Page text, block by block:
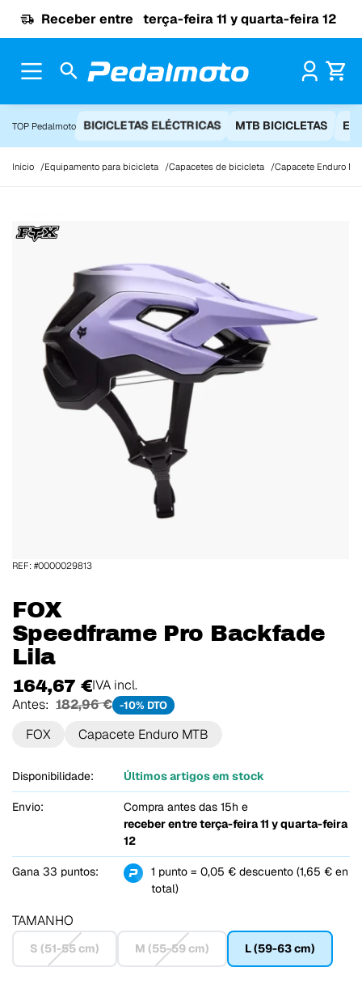
Receber entre terça-feira 11 y quarta-feira 12
TOP Pedalmoto BICICLETAS ELÉCTRICAS MTB BICICLETAS
Início Equipamento para bicicleta Capacetes de bicicleta Capacete Enduro
FOX
Speedframe Pro Backfade
Lila
164,67 €IVA incl.
Antes: 182,96 € -10% DTO
FOX Capacete Enduro MTB
Disponibilidade: Últimos artigos em stock
Envio:
Compra antes das 15h e
receber entreterça-feira 11 y quarta-feira
12
Gana 33 puntos:
1 punto = 0,05 € descuento (1,65 € en
total)
TAMANHO
S (51-55 cm) M (55-59 cm) L (59-63 cm)
REF: #0000029813